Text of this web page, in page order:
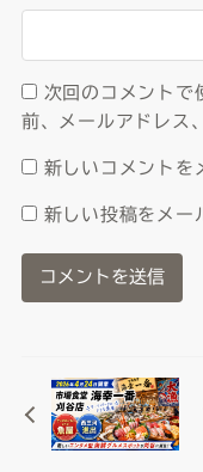
次回のコメントで
前、メールアドレス
新しいコメントを
新しい投稿をメー